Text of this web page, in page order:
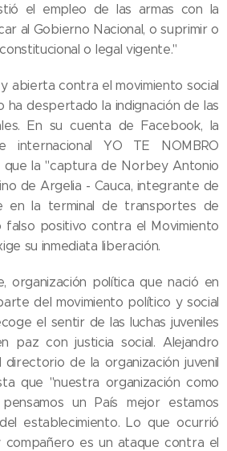
el empleo de las armas con la
al Gobierno Nacional, o suprimir o
o legal vigente."
abierta contra el movimiento social
ha despertado la indignación de las
En su cuenta de Facebook, la
internacional YO TE NOMBRO
que la "captura de Norbey Antonio
de Argelia - Cauca, integrante de
en la terminal de transportes de
falso positivo contra el Movimiento
su inmediata liberación.
organización política que nació en
del movimiento político y social
el sentir de las luchas juveniles
paz con justicia social. Alejandro
directorio de la organización juvenil
que "nuestra organización como
un País mejor estamos
establecimiento. Lo que ocurrió
compañero es un ataque contra el